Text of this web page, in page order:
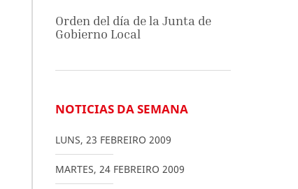
Orden del día de la Junta de
Gobierno Local
NOTICIAS DA SEMANA
LUNS, 23 FEBREIRO 2009
MARTES, 24 FEBREIRO 2009